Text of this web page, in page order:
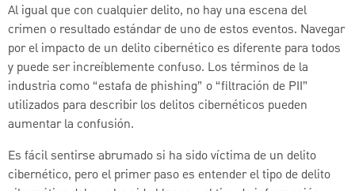
Al igual que con cualquier delito, no hay una escena del
crimen o resultado estándar de uno de estos eventos. Navegar
por el impacto de un delito cibernético es diferente para todos
y puede ser increíblemente confuso. Los términos de la
industria como “estafa de phishing” o “filtración de PII”
utilizados para describir los delitos cibernéticos pueden
aumentar la confusión.
Es fácil sentirse abrumado si ha sido víctima de un delito
cibernético, pero el primer paso es entender el tipo de delito